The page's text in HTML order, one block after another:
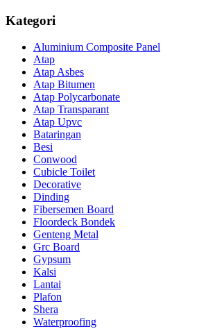
Kategori
Aluminium Composite Panel
Atap
Atap Asbes
Atap Bitumen
Atap Polycarbonate
Atap Transparant
Atap Upvc
Bataringan
Besi
Conwood
Cubicle Toilet
Decorative
Dinding
Fibersemen Board
Floordeck Bondek
Genteng Metal
Grc Board
Gypsum
Kalsi
Lantai
Plafon
Shera
Waterproofing